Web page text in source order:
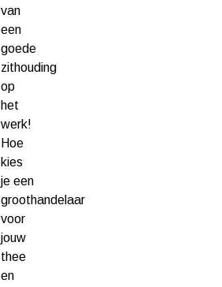
van
een
goede
zithouding
op
het
werk!
Hoe
kies
je een
groothandelaar
voor
jouw
thee
en